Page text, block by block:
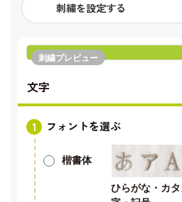
刺繍を設定する
刺繍プレビュー
文字
フォントを選ぶ
楷書体
ひらがな・カ